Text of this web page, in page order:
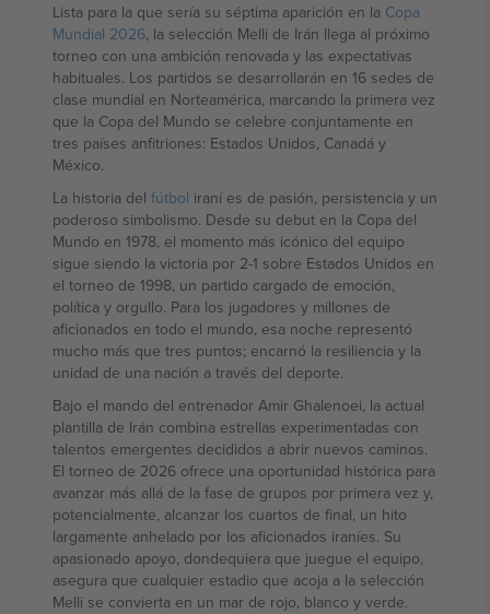
Lista para la que sería su séptima aparición en la Copa
Mundial 2026, la selección Melli de Irán llega al próximo
torneo con una ambición renovada y las expectativas
habituales. Los partidos se desarrollarán en 16 sedes de
clase mundial en Norteamérica, marcando la primera vez
que la Copa del Mundo se celebre conjuntamente en
tres países anfitriones: Estados Unidos, Canadá y
México.
La historia del fútbol iraní es de pasión, persistencia y un
poderoso simbolismo. Desde su debut en la Copa del
Mundo en 1978, el momento más icónico del equipo
sigue siendo la victoria por 2-1 sobre Estados Unidos en
el torneo de 1998, un partido cargado de emoción,
política y orgullo. Para los jugadores y millones de
aficionados en todo el mundo, esa noche representó
mucho más que tres puntos; encarnó la resiliencia y la
unidad de una nación a través del deporte.
Bajo el mando del entrenador Amir Ghalenoei, la actual
plantilla de Irán combina estrellas experimentadas con
talentos emergentes decididos a abrir nuevos caminos.
El torneo de 2026 ofrece una oportunidad histórica para
avanzar más allá de la fase de grupos por primera vez y,
potencialmente, alcanzar los cuartos de final, un hito
largamente anhelado por los aficionados iraníes. Su
apasionado apoyo, dondequiera que juegue el equipo,
asegura que cualquier estadio que acoja a la selección
Melli se convierta en un mar de rojo, blanco y verde.